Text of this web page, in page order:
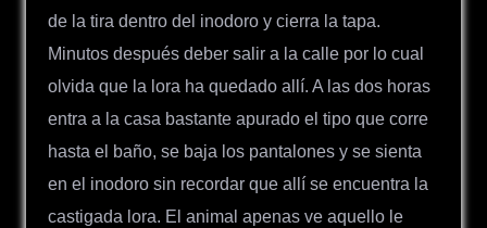
de la tira dentro del inodoro y cierra la tapa.
Minutos después deber salir a la calle por lo cual
olvida que la lora ha quedado allí. A las dos horas
entra a la casa bastante apurado el tipo que corre
hasta el baño, se baja los pantalones y se sienta
en el inodoro sin recordar que allí se encuentra la
castigada lora. El animal apenas ve aquello le